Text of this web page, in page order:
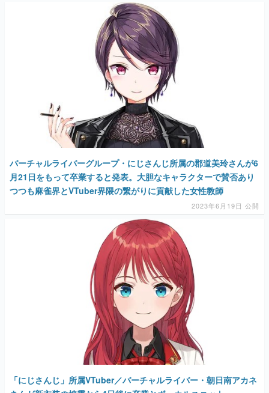
バーチャルライバーグループ・にじさんじ所属の郡道美玲さんが6
月21日をもって卒業すると発表。大胆なキャラクターで賛否あり
つつも麻雀界とVTuber界隈の繋がりに貢献した女性教師
2023年6月19日 公開
「にじさんじ」所属VTuber／バーチャルライバー・朝日南アカネ
さんが新衣装の披露から4日後に卒業とボーカルユニット
「Nornis」脱退を発表。ファンに衝撃走る
2023年5月17日 公開